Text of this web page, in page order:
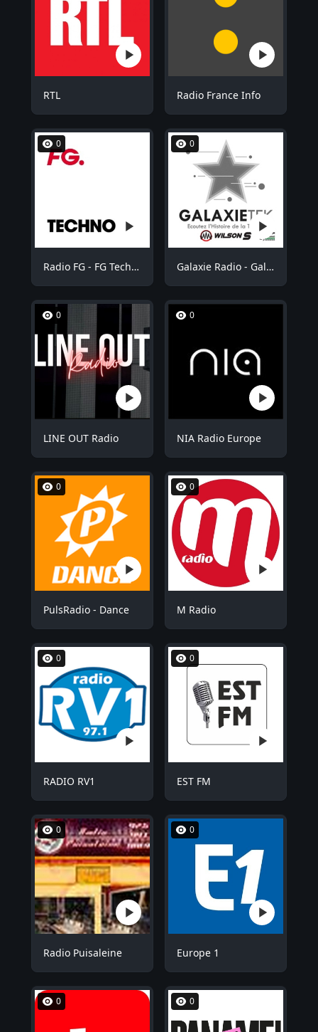
RTL Radio France Info
0
Radio FG - FG Techno
0
Galaxie Radio - GalaxieTek
0
LINE OUT Radio
0
NIA Radio Europe
0
PulsRadio - Dance
0
M Radio
0
RADIO RV1
0
EST FM
0
Radio Puisaleine
0
Europe 1
0 0